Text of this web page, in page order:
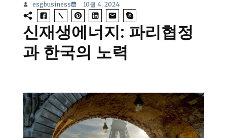
esgbusiness 10월 4, 2024
신재생에너지: 파리협정
과 한국의 노력